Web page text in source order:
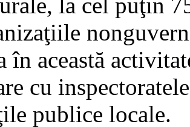
în această
cu
publice locale.